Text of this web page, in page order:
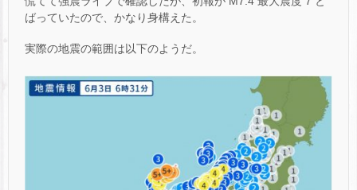
ばっていたので、かなり身構えた。
実際の地震の範囲は以下のようだ。